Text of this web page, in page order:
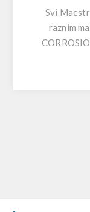
Svi
raznim